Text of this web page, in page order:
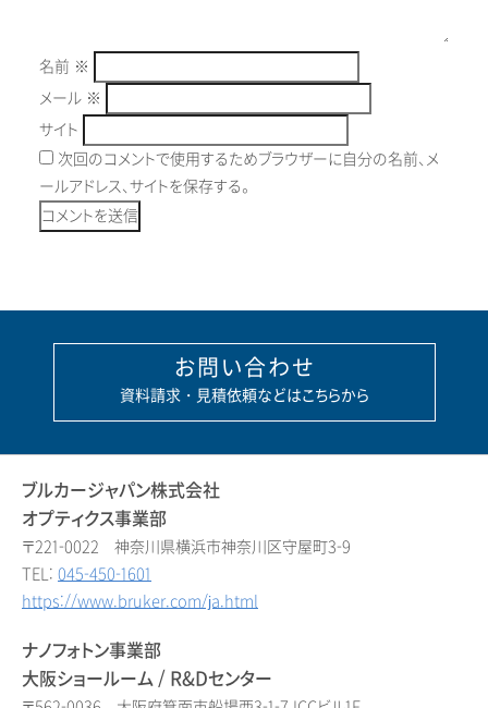
名前 ※
メール ※
サイト
次回のコメントで使用するためブラウザーに自分の名前、メ
ールアドレス、サイトを保存する。
お問い合わせ
資料請求・見積依頼などはこちらから
ブルカージャパン株式会社
オプティクス事業部
〒221-0022 神奈川県横浜市神奈川区守屋町3-9
TEL: 045-450-1601
https://www.bruker.com/ja.html
ナノフォトン事業部
大阪ショールーム / R&Dセンター